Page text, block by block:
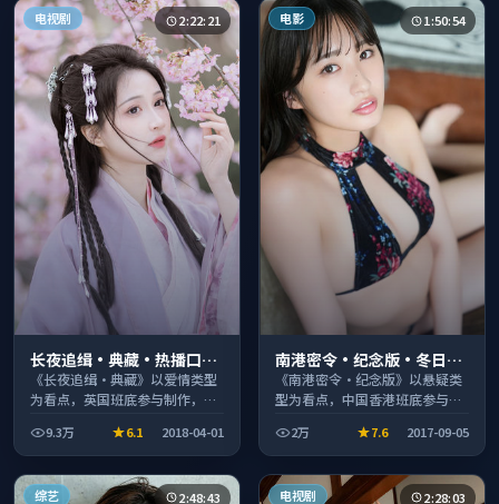
电视剧 2:22:21
长夜追缉·典藏·热播口碑
之作剧情扎实演技在线
《长夜追缉·典藏》以爱情类型
为看点，英国班底参与制作，叙
段观看。
9.3万 6.1 2018-04-01
电影 1:50:54
南港密令·纪念版·冬日典
藏系列温情叙事引人入胜
《南港密令·纪念版》以悬疑类
型为看点，中国香港班底参与制
休闲时段观看。
2万 7.6 2017-09-05
综艺 2:48:43 电视剧 2:28:03